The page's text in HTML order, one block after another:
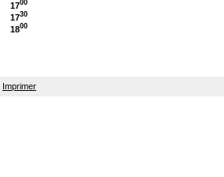
1700
1730
1800
Imprimer